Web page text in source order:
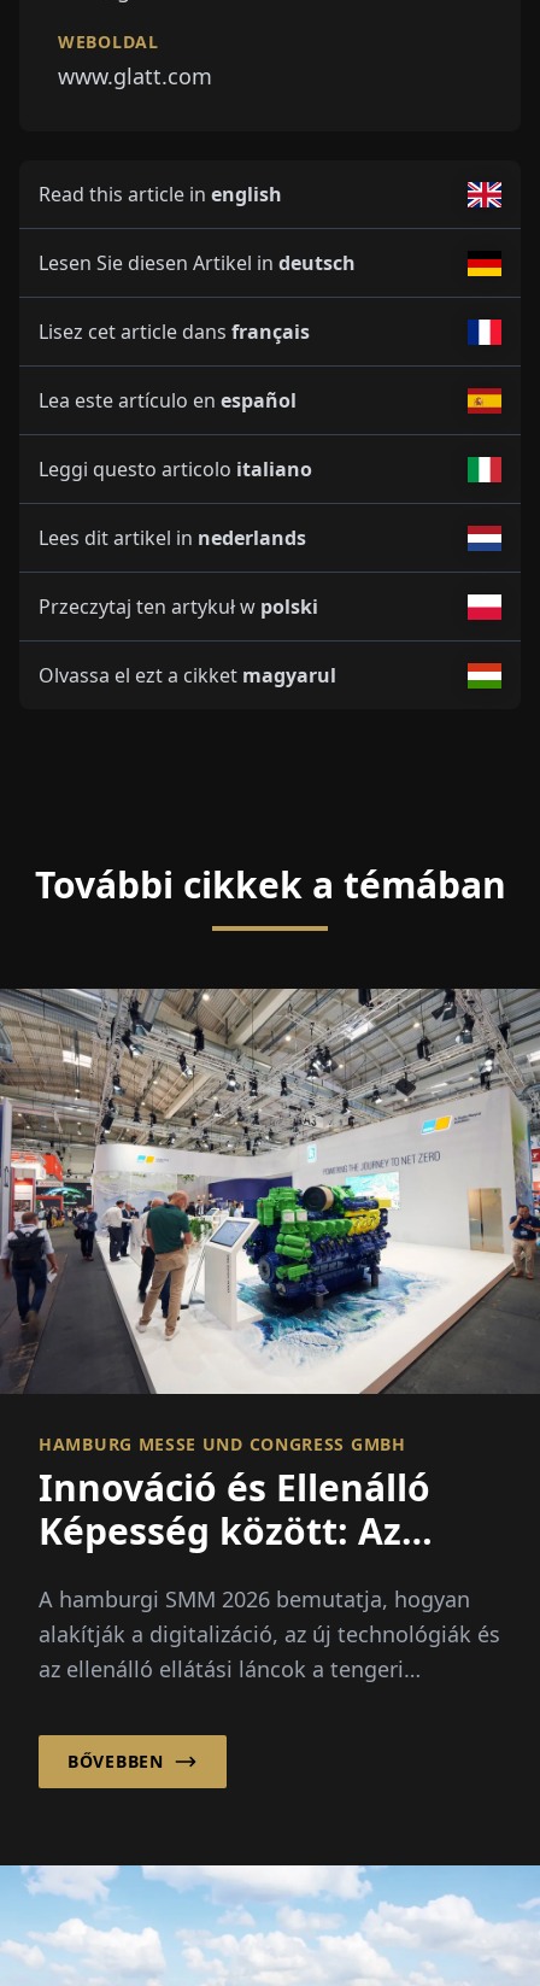
WEBOLDAL
www.glatt.com
Read this article in english
Lesen Sie diesen Artikel in deutsch
Lisez cet article dans français
Lea este artículo en español
Leggi questo articolo italiano
Lees dit artikel in nederlands
Przeczytaj ten artykuł w polski
Olvassa el ezt a cikket magyarul
További cikkek a témában
HAMBURG MESSE UND CONGRESS GMBH
Innováció és Ellenálló
Képesség között: Az
Újrairányítása
A hamburgi SMM 2026 bemutatja, hogyan
alakítják a digitalizáció, az új technológiák és
az ellenálló ellátási láncok a tengeri
BŐVEBBEN